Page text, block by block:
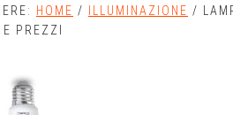
HOME / ILLUMINAZIONE /
PREZZI